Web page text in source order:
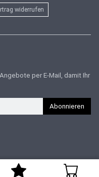
widerrufen
per E-Mail, damit Ihr
Abonnieren
& Umgebung | Online